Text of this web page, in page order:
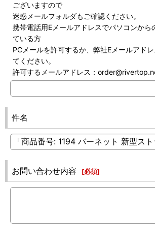
ございますので
迷惑メールフォルダもご確認ください。
携帯電話用Eメールアドレスでパソコンから
ている方
PCメールを許可するか、弊社Eメールアド
てください。
許可するメールアドレス：
件名
お問い合わせ内容 [必須]